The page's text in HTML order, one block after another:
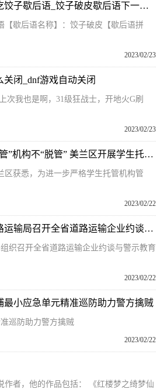
环球快播：大年初一吃饺子歇后语_饺子破皮歇后语下一句是什么
【歇后语名称】：饺子破皮【歇后语拼
2023/02/23
闭_dnf游戏自动关闭
次我也是啊，31级狂战士，开地火G刷
2023/02/23
世界观察：让校外“托管”机构不“脱管” 美兰区开展学生托管机构专项整治行动
区获悉，为进一步严格学生托管机构管
2023/02/22
今日视点：海南省道路运输局召开全省道路运输企业约谈与警示教育会
织召开全省道路运输企业约谈与警示教育
2023/02/22
最小应急单元精准巡防助力警方擒贼
巡防助力警方擒贼
2023/02/22
作者，他的作品包括： 《红楼梦之绮梦仙